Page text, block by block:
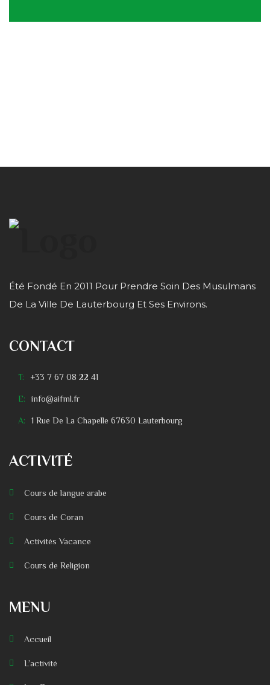
Été Fondé En 2011 Pour Prendre Soin Des Musulmans
De La Ville De Lauterbourg Et Ses Environs.
CONTACT
T: +33 7 67 08 22 41
E: info@aifml.fr
A: 1 Rue De La Chapelle 67630 Lauterbourg
ACTIVITÉ
Cours de langue arabe
Cours de Coran
Activités Vacance
Cours de Religion
MENU
Accueil
L’activité